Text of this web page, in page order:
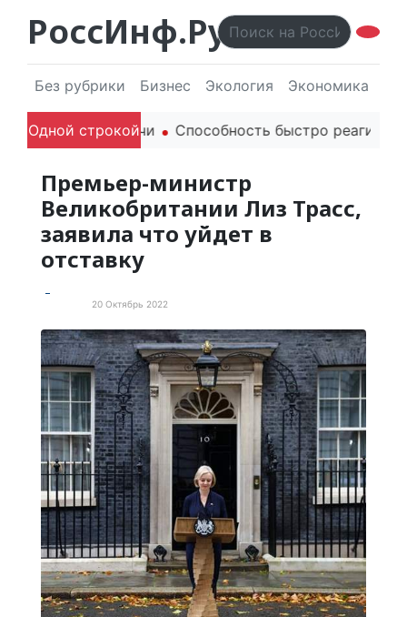
РоссИнф.Ру
Без рубрики Бизнес Экология Экономика
Одной строкой
в речи Способность быстро реагировать
Премьер-министр
Великобритании Лиз Трасс,
заявила что уйдет в
отставку
20 Октябрь 2022